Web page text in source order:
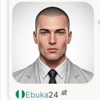
Ebuka24 歳